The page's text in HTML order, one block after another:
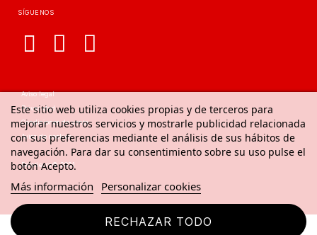
Este sitio web utiliza cookies propias y de terceros para
mejorar nuestros servicios y mostrarle publicidad relacionada
con sus preferencias mediante el análisis de sus hábitos de
navegación. Para dar su consentimiento sobre su uso pulse el
botón Acepto.
Más información Personalizar cookies
RECHAZAR TODO
SÍGUENOS
Aviso legal
Privacidad
Condiciones de venta
Aviso de cookies
Delatierra© 2021